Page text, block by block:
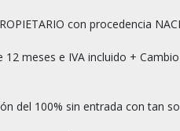
con procedencia
12 meses e IVA incluido +
del 100% sin entrada con tan